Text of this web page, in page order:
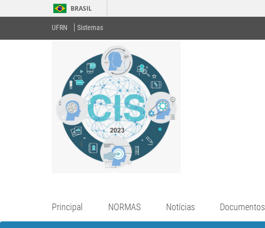
BRASIL
UFRN Sistemas
Principal NORMAS Notícias Documentos